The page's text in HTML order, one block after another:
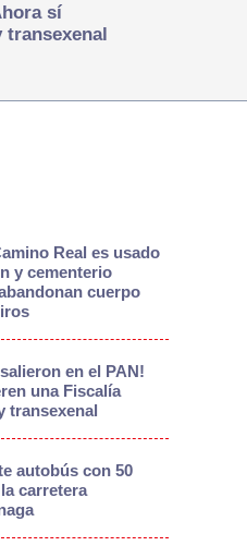
sí
Real es usado
y cementerio
cuerpo
en el PAN!
una Fiscalía
transexenal
autobús con 50
carretera